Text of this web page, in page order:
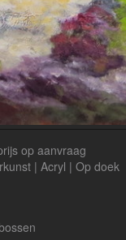
op aanvraag
| Acryl | Op doek